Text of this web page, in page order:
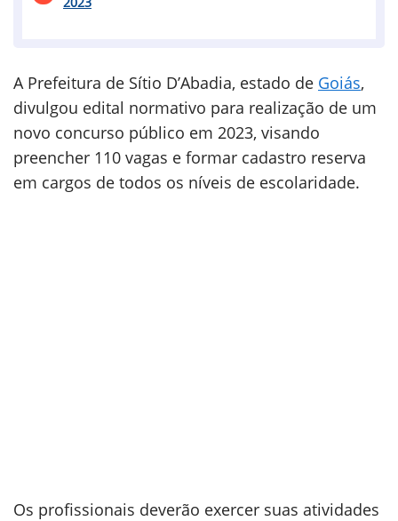
A Prefeitura de Sítio D’Abadia, estado de Goiás,
divulgou edital normativo para realização de um
novo concurso público em 2023, visando
preencher 110 vagas e formar cadastro reserva
em cargos de todos os níveis de escolaridade.
Os profissionais deverão exercer suas atividades